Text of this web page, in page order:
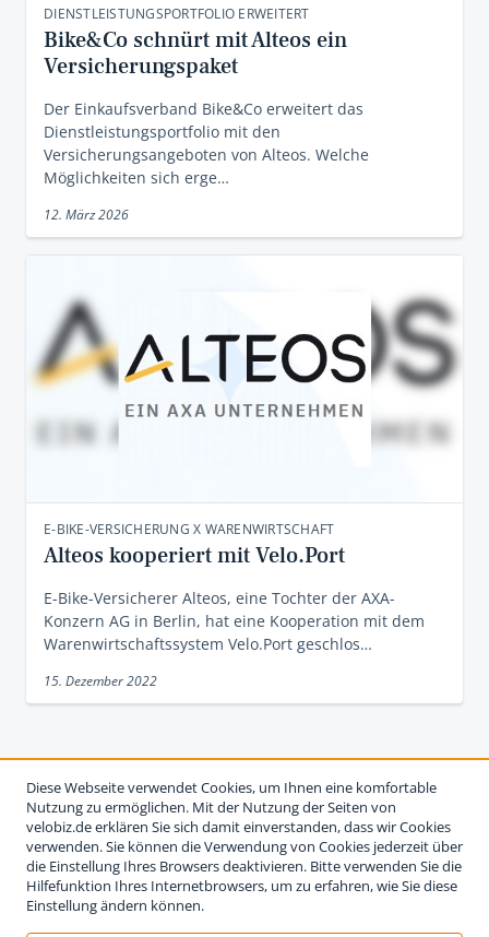
DIENSTLEISTUNGSPORTFOLIO ERWEITERT
Bike&Co schnürt mit Alteos ein
Versicherungspaket
Der Einkaufsverband Bike&Co erweitert das
Dienstleistungsportfolio mit den
Versicherungsangeboten von Alteos. Welche
Möglichkeiten sich erge…
12. März 2026
E-BIKE-VERSICHERUNG X WARENWIRTSCHAFT
Alteos kooperiert mit Velo.Port
E-Bike-Versicherer Alteos, eine Tochter der AXA-
Konzern AG in Berlin, hat eine Kooperation mit dem
Warenwirtschaftssystem Velo.Port geschlos…
15. Dezember 2022
Diese Webseite verwendet Cookies, um Ihnen eine komfortable
Nutzung zu ermöglichen. Mit der Nutzung der Seiten von
velobiz.de erklären Sie sich damit einverstanden, dass wir Cookies
verwenden. Sie können die Verwendung von Cookies jederzeit über
die Einstellung Ihres Browsers deaktivieren. Bitte verwenden Sie die
Hilfefunktion Ihres Internetbrowsers, um zu erfahren, wie Sie diese
Einstellung ändern können.